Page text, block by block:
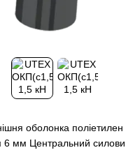
оболонка
мм Центральний